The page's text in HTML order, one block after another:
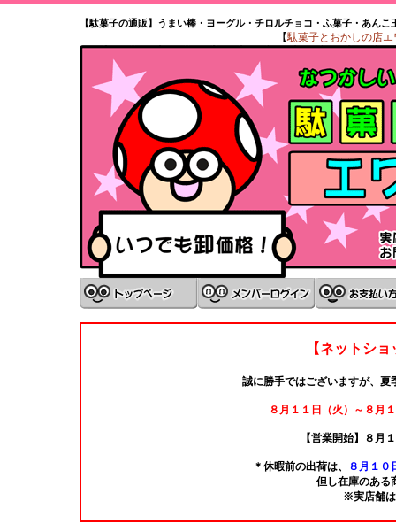
【駄菓子の通販】うまい棒・ヨーグル・チロルチョコ・ふ菓子・あん
【駄菓子とおかしの店エ
【ネットシ
誠に勝手ではございますが、夏
８月１１日（火）～８月
【営業開始】８月
＊休暇前の出荷は、
８月１０
但し在庫のある
※実店舗